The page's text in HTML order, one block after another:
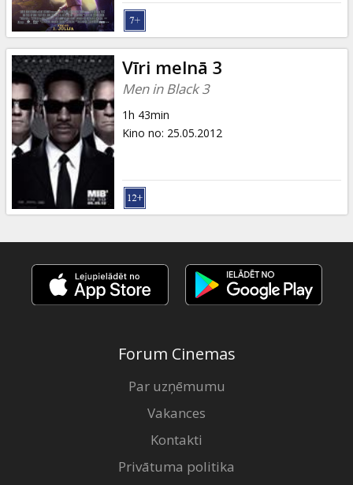
Vīri melnā 3
Men in Black 3
1h 43min
Kino no: 25.05.2012
Forum Cinemas
Par uzņēmumu
Vakances
Kontakti
Privātuma politika